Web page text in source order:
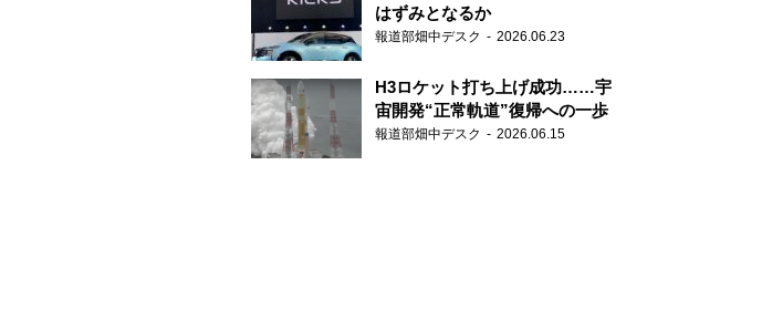
はずみとなるか
報道部畑中デスク 2026.06.23
H3ロケット打ち上げ成功……宇
宙開発“正常軌道”復帰への一歩
報道部畑中デスク 2026.06.15